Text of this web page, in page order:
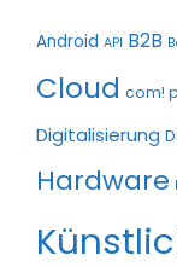
Android API B2B
Cloud com!
Digitalisierung
Hardware